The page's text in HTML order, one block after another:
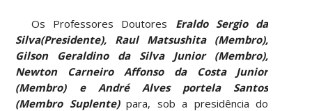
Os Professores Doutores Eraldo Sergio da
Silva(Presidente), Raul Matsushita (Membro),
Gilson Geraldino da Silva Junior (Membro),
Newton Carneiro Affonso da Costa Junior
(Membro) e André Alves portela Santos
(Membro Suplente)para, sob a presidência do